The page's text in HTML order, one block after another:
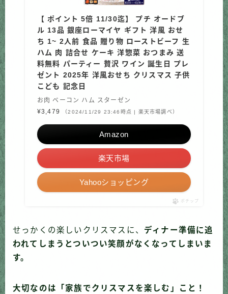
【 ポイント 5倍 11/30迄】 プチ オードブ
ル 13品 銀座ローマイヤ ギフト 洋風 おせ
ち 1~ 2人前 食品 贈り物 ローストビーフ 生
ハム 肉 詰合せ ケーキ 洋惣菜 おつまみ 送
料無料 パーティー 贅沢 ワイン 誕生日 プレ
ゼント 2025年 洋風おせち クリスマス 子供
こども 記念日
お肉 ベーコン ハム スターゼン
¥3,479
（2024/11/29 23:46時点 | 楽天市場調べ）
Amazon
楽天市場
Yahooショッピング
ポチップ
せっかくの楽しいクリスマスに、 ディナー準備に追
われてしまうとついつい笑顔がなくなってしまいま
す。
大切なのは「家族でクリスマスを楽しむ」こと！